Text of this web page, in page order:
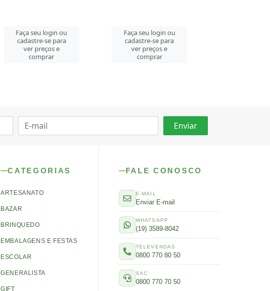
Faça seu login ou
cadastre-se para
ver preços e
comprar
Faça seu login ou
cadastre-se para
ver preços e
comprar
CATEGORIAS
ARTESANATO
BAZAR
BRINQUEDO
EMBALAGENS E FESTAS
ESCOLAR
GENERALISTA
GIFT
FALE CONOSCO
E-MAIL
Enviar E-mail
WHATSAPP
(19) 3589-8042
TELEVENDAS
0800 770 80 50
SAC
0800 770 70 50